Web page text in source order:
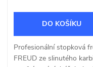
DO KOŠÍKU
Profesionální stopková
FREUD ze slinutého